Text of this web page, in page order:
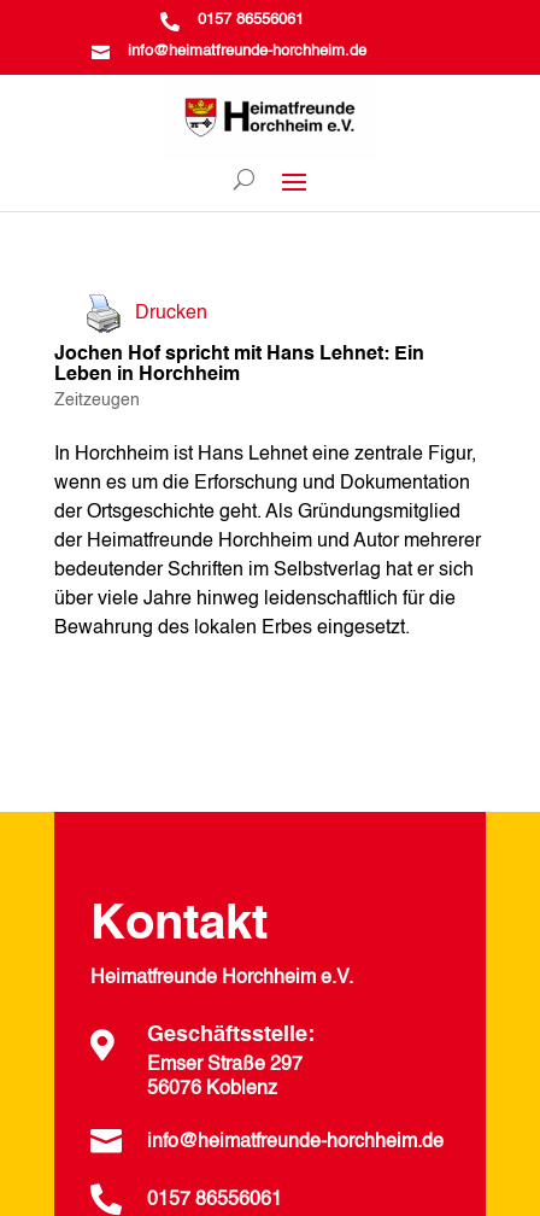
 0157 86556061
 info@heimatfreunde-horchheim.de
Drucken
Jochen Hof spricht mit Hans Lehnet: Ein
Leben in Horchheim
Zeitzeugen
In Horchheim ist Hans Lehnet eine zentrale Figur,
wenn es um die Erforschung und Dokumentation
der Ortsgeschichte geht. Als Gründungsmitglied
der Heimatfreunde Horchheim und Autor mehrerer
bedeutender Schriften im Selbstverlag hat er sich
über viele Jahre hinweg leidenschaftlich für die
Bewahrung des lokalen Erbes eingesetzt.
Kontakt
Heimatfreunde Horchheim e.V.
 Geschäftsstelle:
Emser Straße 297
56076 Koblenz
 info@heimatfreunde-horchheim.de
 0157 86556061